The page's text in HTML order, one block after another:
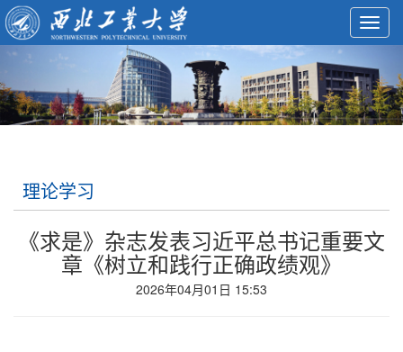
理论学习
《求是》杂志发表习近平总书记重要文
章《树立和践行正确政绩观》
2026年04月01日 15:53